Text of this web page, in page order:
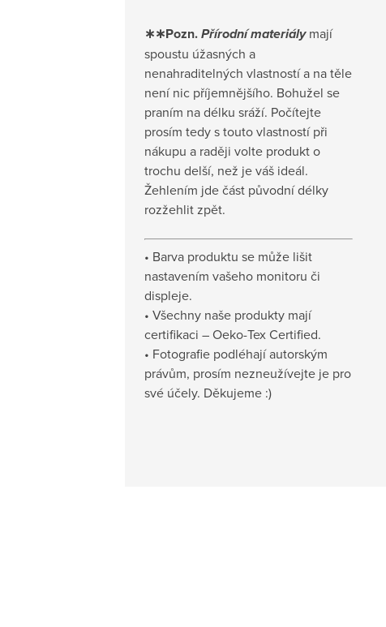
∗∗Pozn.Přírodní materiálymají
spoustu úžasných a
nenahraditelných vlastností a na těle
není nic příjemnějšího. Bohužel se
praním na délku sráží. Počítejte
prosím tedy s touto vlastností při
nákupu a raději volte produkt o
trochu delší, než je váš ideál.
Žehlením jde část původní délky
rozžehlit zpět.
• Barva produktu se může lišit
nastavením vašeho monitoru či
displeje.
• Všechny naše produkty mají
certifikaci – Oeko-Tex Certified.
• Fotografie podléhají autorským
právům, prosím nezneužívejte je pro
své účely. Děkujeme :)